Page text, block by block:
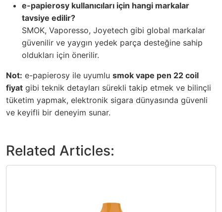
e-papierosy kullanıcıları için hangi markalar
tavsiye edilir?
SMOK, Vaporesso, Joyetech gibi global markalar
güvenilir ve yaygın yedek parça desteğine sahip
oldukları için önerilir.
Not: e-papierosy ile uyumlu smok vape pen 22 coil
fiyat gibi teknik detayları sürekli takip etmek ve bilinçli
tüketim yapmak, elektronik sigara dünyasında güvenli
ve keyifli bir deneyim sunar.
Related Articles: